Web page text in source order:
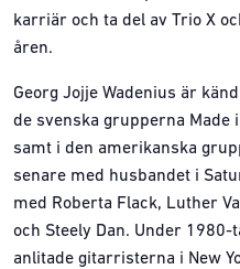
karriär och ta del av Trio X
åren.
Georg Jojje Wadenius är
de svenska grupperna Made
samt i den amerikanska
senare med husbandet i
med Roberta Flack, Luther
och Steely Dan. Under
anlitade gitarristerna i New